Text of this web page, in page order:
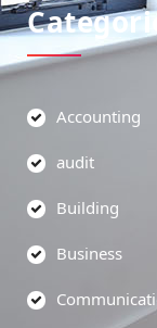
Accounting
audit
Building
Business